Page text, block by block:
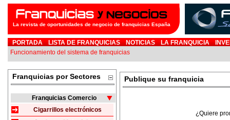
La revista de oportunidades de negocio de franquicias España
PORTADA LISTA DE FRANQUICIAS NOTICIAS LA FRANQUICIA
Funcionamiento del sistema de franquicias
Franquicias por Sectores
Franquicias Comercio
Cigarrillos electrónicos
Publique su franquicia
¿Quiere